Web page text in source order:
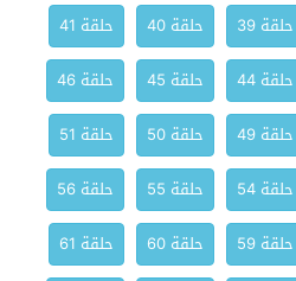
حلقة 39 حلقة 40
حلقة 41
حلقة 44 حلقة 45
حلقة 46
حلقة 49 حلقة 50
حلقة 51
حلقة 54 حلقة 55
حلقة 56
حلقة 59 حلقة 60
حلقة 61